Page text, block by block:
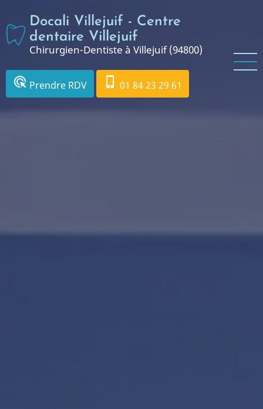
au
contenu
principal
Docali Villejuif - Centre
dentaire Villejuif
Chirurgien-Dentiste à Villejuif (94800)
ads_click Prendre RDV phone_iphone 01 84 23 29 61